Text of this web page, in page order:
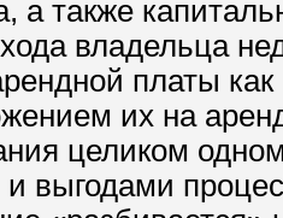
а также
владельца
платы
их на
целиком
выгодами